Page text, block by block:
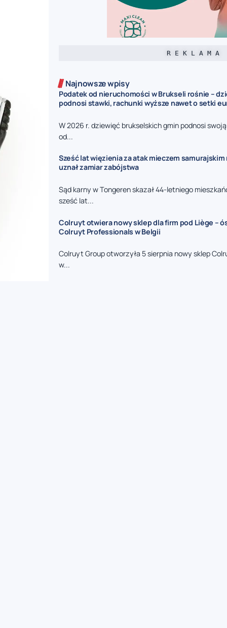
R E K L A M A
Najnowsze wpisy
Podatek od nieruchomości w Brukseli rośnie –
podnosi stawki, rachunki wyższe nawet o setki
W 2026 r. dziewięć brukselskich gmin podnosi
od...
Sześć lat więzienia za atak mieczem samurajskim
uznał zamiar zabójstwa
Sąd karny w Tongeren skazał 44-letniego
sześć lat...
Colruyt otwiera nowy sklep dla firm pod Liège –
Colruyt Professionals w Belgii
Colruyt Group otworzyła 5 sierpnia nowy sklep
w...